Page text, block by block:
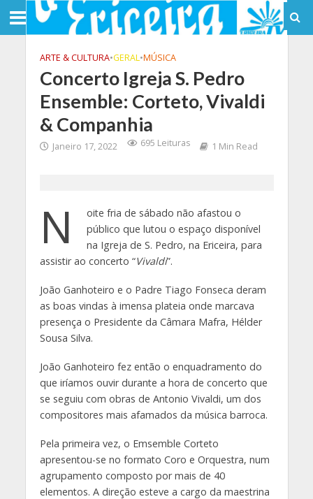
ARTE & CULTURA•GERAL•MÚSICA
Concerto Igreja S. Pedro
Ensemble: Corteto, Vivaldi
& Companhia
Janeiro 17, 2022 695 Leituras 1 Min Read
N
oite fria de sábado não afastou o
público que lutou o espaço disponível
na Igreja de S. Pedro, na Ericeira, para
assistir ao concerto “Vivaldi”.
João Ganhoteiro e o Padre Tiago Fonseca deram
as boas vindas à imensa plateia onde marcava
presença o Presidente da Câmara Mafra, Hélder
Sousa Silva.
João Ganhoteiro fez então o enquadramento do
que iríamos ouvir durante a hora de concerto que
se seguiu com obras de Antonio Vivaldi, um dos
compositores mais afamados da música barroca.
Pela primeira vez, o Emsemble Corteto
apresentou-se no formato Coro e Orquestra, num
agrupamento composto por mais de 40
elementos. A direção esteve a cargo da maestrina